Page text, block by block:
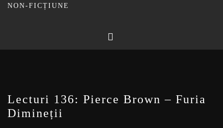
NON-FICȚIUNE
LIVIU
Lecturi 136: Pierce Brown – Furia
Dimineții